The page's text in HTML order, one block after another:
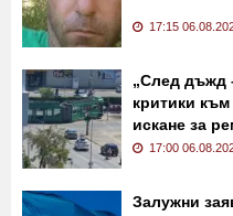
17:15
„След дъжд
критики
искане за
17:00
Залужни